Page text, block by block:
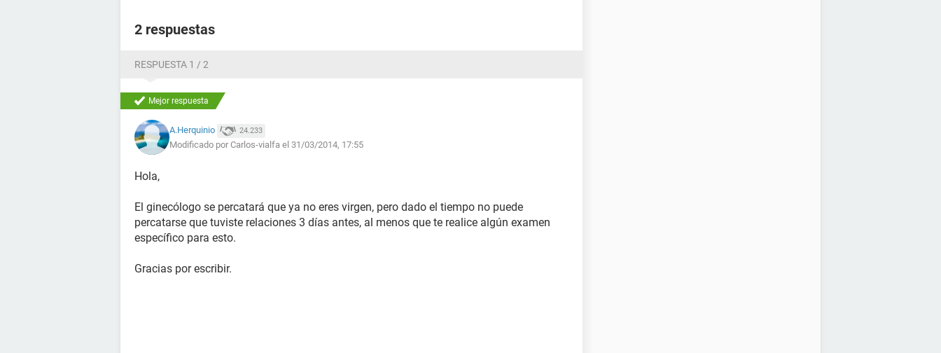
2 respuestas
RESPUESTA 1 / 2
Mejor respuesta
A.Herquinio 24.233
Modificado por Carlos-vialfa el 31/03/2014, 17:55
Hola,
El ginecólogo se percatará que ya no eres virgen, pero dado el tiempo no puede
percatarse que tuviste relaciones 3 días antes, al menos que te realice algún examen
específico para esto.
Gracias por escribir.